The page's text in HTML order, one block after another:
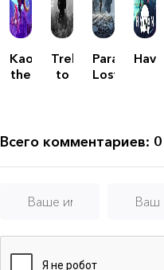
Kao
the
Trek
to
Paradise
Lost
Haven
Всего комментариев: 0